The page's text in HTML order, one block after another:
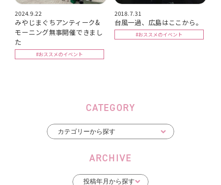
2024.9.22
みやじまぐちアンティーク&
モーニング無事開催できまし
た
#おススメのイベント
2018.7.31
台風一過、広島はここから。
#おススメのイベント
CATEGORY
ARCHIVE